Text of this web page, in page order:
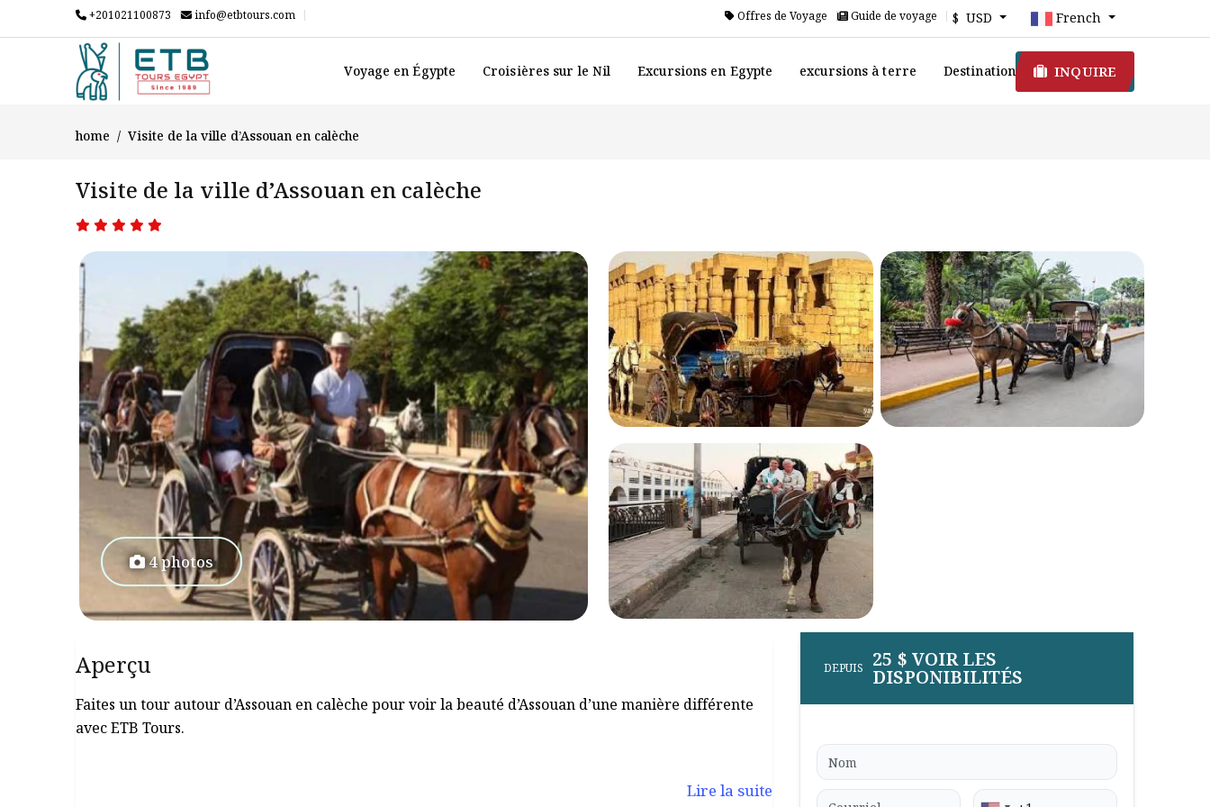
+201021100873 info@etbtours.com Offres de Voyage Guide de voyage $ USD French
Voyage en Égypte Croisières sur le Nil Excursions en Egypte excursions à terre Destination INQUIRE
home Visite de la ville d’Assouan en calèche
Visite de la ville d’Assouan en calèche
4 photos
Aperçu
Faites un tour autour d’Assouan en calèche pour voir la beauté d’Assouan d’une manière différente
avec ETB Tours.
Lire la suite
DEPUIS 25 $ VOIR LES
DISPONIBILITÉS